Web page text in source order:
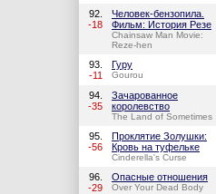
92.
-18
Человек-бензопила.
Фильм: История Резе
Chainsaw Man Movie:
Reze-hen
93.
-11
Гуру
Gourou
94.
-35
Зачарованное
королевство
The Land of Sometimes
95.
-56
Проклятие Золушки:
Кровь на туфельке
Cinderella's Curse
96.
-29
Опасные отношения
Over Your Dead Body